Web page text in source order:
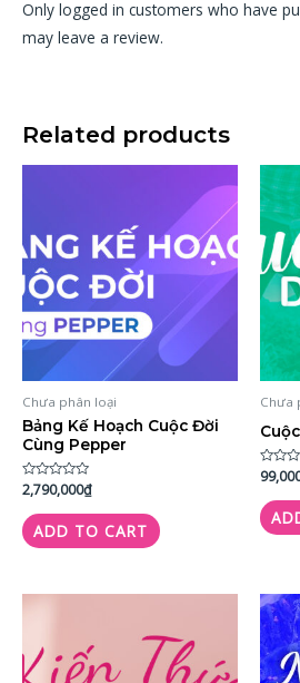
Only logged in customers who have
may leave a review.
Related products
Chưa phân loại
Bảng Kế Hoạch Cuộc Đời
Cùng Pepper
Rated
out
of
5
2,790,000₫
ADD TO CART
Chưa
Rated
out
of
5